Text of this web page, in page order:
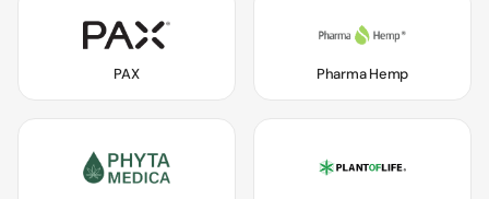
PAX Pharma Hemp